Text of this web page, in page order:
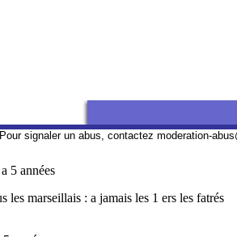
Pour signaler un abus, contactez moderation-